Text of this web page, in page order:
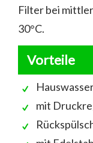
Filter bei
30°C.
Vorteile
mit